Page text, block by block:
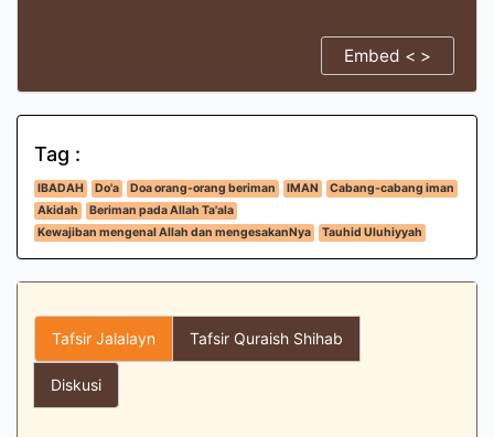
Embed < >
Tag :
IBADAH Do'a Doa orang-orang beriman IMAN
Cabang-cabang iman
Akidah
Beriman pada Allah Ta'ala
Kewajiban mengenal Allah dan mengesakanNya
Tauhid Uluhiyyah
Tafsir Jalalayn Tafsir Quraish Shihab
Diskusi